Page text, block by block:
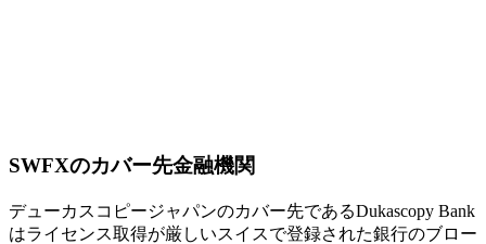
SWFXのカバー先金融機関
デューカスコピージャパンのカバー先であるDukascopy Bank
はライセンス取得が厳しいスイスで登録された銀行のブロー